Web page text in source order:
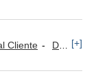
Cliente Dependientes [+]